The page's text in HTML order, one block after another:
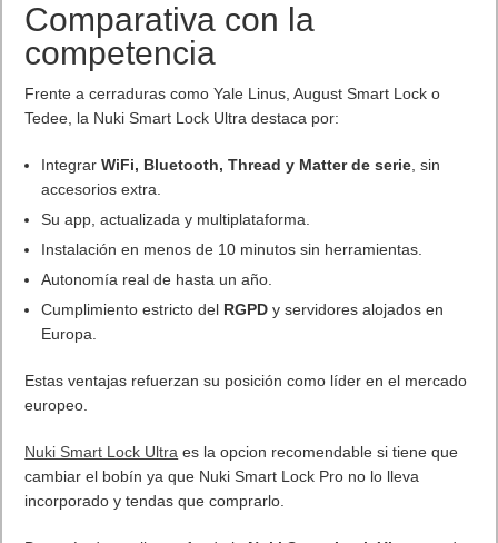
Comparativa con la
competencia
Frente a cerraduras como Yale Linus, August Smart Lock o
Tedee, la Nuki Smart Lock Ultra destaca por:
IntegrarWiFi, Bluetooth, Thread y Matter de serie, sin
accesorios extra.
Su app, actualizada y multiplataforma.
Instalación en menos de 10 minutos sin herramientas.
Autonomía real de hasta un año.
Cumplimiento estricto del RGPD y servidores alojados en
Europa.
Estas ventajas refuerzan su posición como líder en el mercado
europeo.
Nuki Smart Lock Ultra es la opcion recomendable si tiene que
cambiar el bobín ya que Nuki Smart Lock Pro no lo lleva
incorporado y tendas que comprarlo.